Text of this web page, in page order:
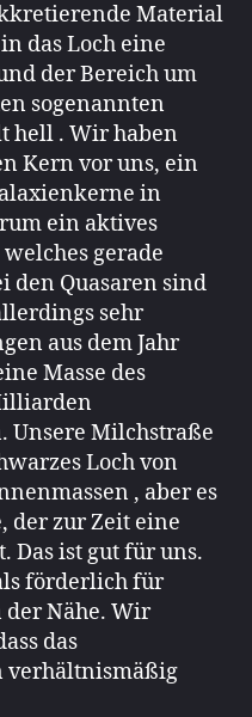
Material
das Loch eine
der Bereich um
sogenannten
hell . Wir haben
Kern vor uns, ein
in
ein aktives
gerade
den Quasaren sind
sehr
aus dem Jahr
Masse des
Unsere Milchstraße
Loch von
, aber es
der zur Zeit eine
Das ist gut für uns.
förderlich für
Nähe. Wir
das
verhältnismäßig